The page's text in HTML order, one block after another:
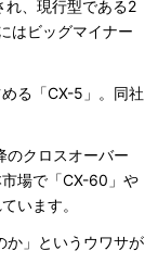
、現行型である2
はビッグマイナー
る「CX-5」。同社
クロスオーバー
場で「CX-60」や
います。
」というウワサが